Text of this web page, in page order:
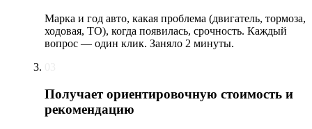
Марка и год авто, какая проблема (двигатель, тормоза,
ходовая, ТО), когда появилась, срочность. Каждый
вопрос — один клик. Заняло 2 минуты.
Получает ориентировочную стоимость и
рекомендацию